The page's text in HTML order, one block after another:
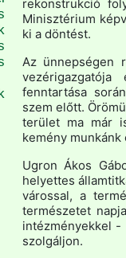
rekonstrukció
Minisztérium
ki a döntést.
Az ünnepségen
fenntartása
szem előtt.
terület ma már
kemény
Ugron Ákos
helyettes
várossal, a
természetet
intézményekkel
szolgáljon.